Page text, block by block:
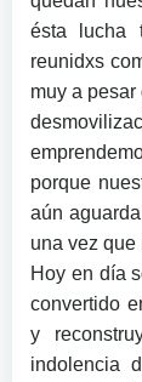
ésta lucha
reunidxs
muy a
porque
aún
una vez que
Hoy en día
convertido
y
indolencia